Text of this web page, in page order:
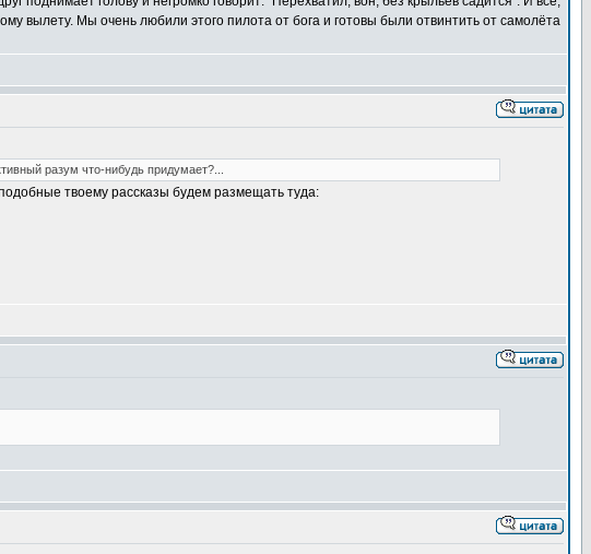
вылету. Мы очень любили этого пилота от бога и готовы были отвинтить от самолёта
разум что-нибудь придумает?...
твоему рассказы будем размещать туда: